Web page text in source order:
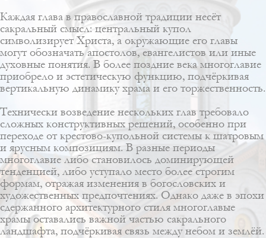
Каждая глава в православной традиции несёт
сакральный смысл: центральный купол
символизирует Христа, а окружающие его главы
могут обозначать апостолов, евангелистов или иные
духовные понятия. В более поздние века многоглавие
приобрело и эстетическую функцию, подчёркивая
вертикальную динамику храма и его торжественность.
Технически возведение нескольких глав требовало
сложных конструктивных решений, особенно при
переходе от крестово-купольной системы к шатровым
и ярусным композициям. В разные периоды
многоглавие либо становилось доминирующей
тенденцией, либо уступало место более строгим
формам, отражая изменения в богословских и
художественных предпочтениях. Однако даже в эпохи
сдержанного архитектурного стиля многоглавые
храмы оставались важной частью сакрального
ландшафта, подчёркивая связь между небом и землёй.